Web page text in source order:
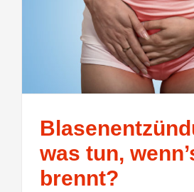
was tun,
brennt?